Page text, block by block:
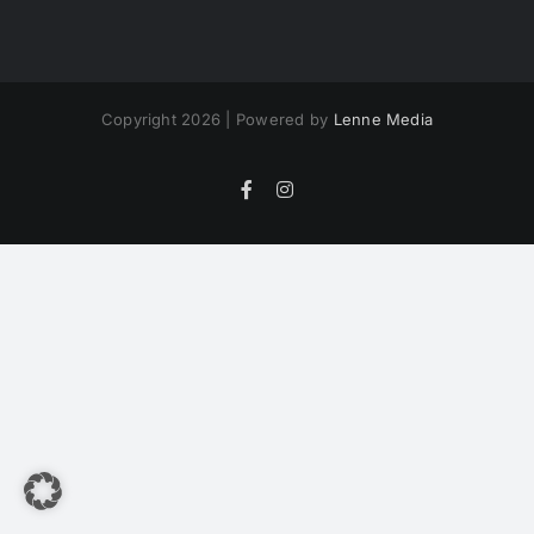
Copyright 2026 | Powered by Lenne Media
FacebookInstagram